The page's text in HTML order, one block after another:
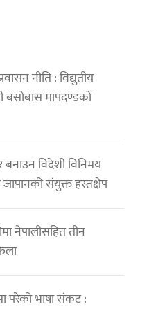
नीति : विद्युतीय
बसोबास मापदण्डको
विदेशी विनिमय
संयुक्त हस्तक्षेप
नेपालीसहित तीन
परेको भाषा संकट :